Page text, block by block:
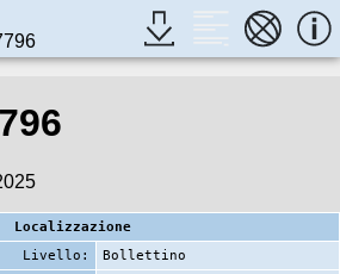
Localizzazione
Livello:
Bollettino